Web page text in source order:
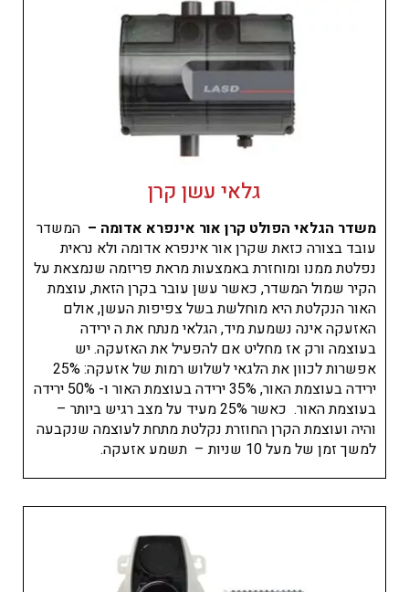
גלאי עשן קרן
משדר הגלאי הפולט קרן אור אינפרא אדומה – המשדר
עובד בצורה כזאת שקרן אור אינפרא אדומה ולא נראית
נפלטת ממנו ומוחזרת באמצעות מראת פריזמה שנמצאת על
הקיר שמול המשדר, כאשר עשן עובר בקרן הזאת, עוצמת
האור הנקלטת היא מוחלשת בשל צפיפות העשן, אולם
האזעקה אינה נשמעת מיד, הגלאי מנתח את ה ירידה
בעוצמה ורק אז מחליט אם להפעיל את האזעקה. יש
אפשרות לכוון את הלגאי לשלוש רמות של אזעקה: 25%
ירידה בעוצמת האור, 35% ירידה בעוצמת האור ו- 50% ירידה
בעוצמת האור. כאשר 25% מעיד על מצב רגיש ביותר –
והיה ועוצמת הקרן החוזרת נקלטת מתחת לעוצמה שנקבעה
למשך זמן של מעל 10 שניות – תשמע אזעקה.